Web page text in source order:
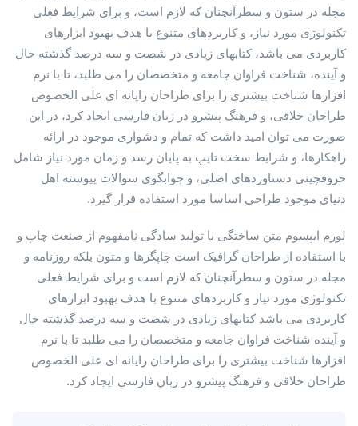
مجله در ستون و سطرآنچنان که لازم است، و برای شرایط فعلی
تکنولوژی مورد نیاز، و کاربردهای متنوع با هدف بهبود ابزارهای
کاربردی می باشد، کتابهای زیادی در شصت و سه درصد گذشته حال
و آینده، شناخت فراوان جامعه و متخصصان را می طلبد، تا با نرم
افزارها شناخت بیشتری را برای طراحان رایانه ای علی الخصوص
طراحان خلاقی، و فرهنگ پیشرو در زبان فارسی ایجاد کرد، در این
صورت می توان امید داشت که تمام و دشواری موجود در ارائه
راهکارها، و شرایط سخت تایپ به پایان رسد و زمان مورد نیاز شامل
حروفچینی دستاوردهای اصلی، و جوابگوی سوالات پیوسته اهل
دنیای موجود طراحی اساسا مورد استفاده قرار گیرد.
لورم ایپسوم متن ساختگی با تولید سادگی نامفهوم از صنعت چاپ و
با استفاده از طراحان گرافیک است چاپگرها و متون بلکه روزنامه و
مجله در ستون و سطرآنچنان که لازم است و برای شرایط فعلی
تکنولوژی مورد نیاز و کاربردهای متنوع با هدف بهبود ابزارهای
کاربردی می باشد کتابهای زیادی در شصت و سه درصد گذشته حال
و آینده شناخت فراوان جامعه و متخصصان را می طلبد تا با نرم
افزارها شناخت بیشتری را برای طراحان رایانه ای علی الخصوص
طراحان خلاقی و فرهنگ پیشرو در زبان فارسی ایجاد کرد.